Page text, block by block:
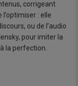
corrigeant
: elle
ou de l’audio
pour imiter la
la perfection.